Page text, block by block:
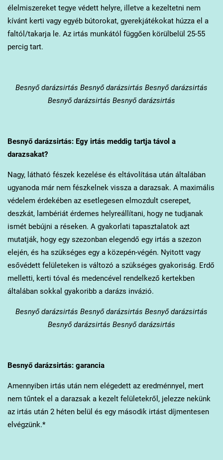
élelmiszereket tegye védett helyre, illetve a kezeltetni nem
kívánt kerti vagy egyéb bútorokat, gyerekjátékokat húzza el a
faltól/takarja le. Az irtás munkától függően körülbelül 25-55
percig tart.
Besnyődarázsirtás Besnyő darázsirtás Besnyő darázsirtás
Besnyő darázsirtás Besnyő darázsirtás
Besnyődarázsirtás: Egy irtás meddig tartja távol a
darazsakat?
Nagy, látható fészek kezelése és eltávolítása után általában
ugyanoda már nem fészkelnek vissza a darazsak. A maximális
védelem érdekében az esetlegesen elmozdult cserepet,
deszkát, lambériát érdemes helyreállítani, hogy ne tudjanak
ismét bebújni a réseken. A gyakorlati tapasztalatok azt
mutatják, hogy egy szezonban elegendő egy irtás a szezon
elején, és ha szükséges egy a közepén-végén. Nyitott vagy
esővédett felületeken is változó a szükséges gyakoriság. Erdő
melletti, kerti tóval és medencével rendelkező kertekben
általában sokkal gyakoribb a darázs invázió.
Besnyődarázsirtás Besnyő darázsirtás Besnyő darázsirtás
Besnyő darázsirtás Besnyő darázsirtás
Besnyődarázsirtás: garancia
Amennyiben irtás után nem elégedett az eredménnyel, mert
nem tűntek el a darazsak a kezelt felületekről, jelezze nekünk
az irtás után 2 héten belül és egy második irtást díjmentesen
elvégzünk.*